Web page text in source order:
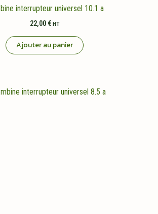
interrupteur universel 10.1 a
22,00 € HT
Ajouter au panier